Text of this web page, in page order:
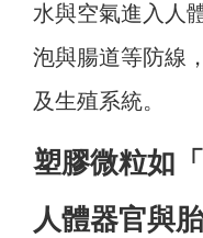
水與空氣進入人
泡與腸道等防線
及生殖系統。
塑膠微粒如
人體器官與